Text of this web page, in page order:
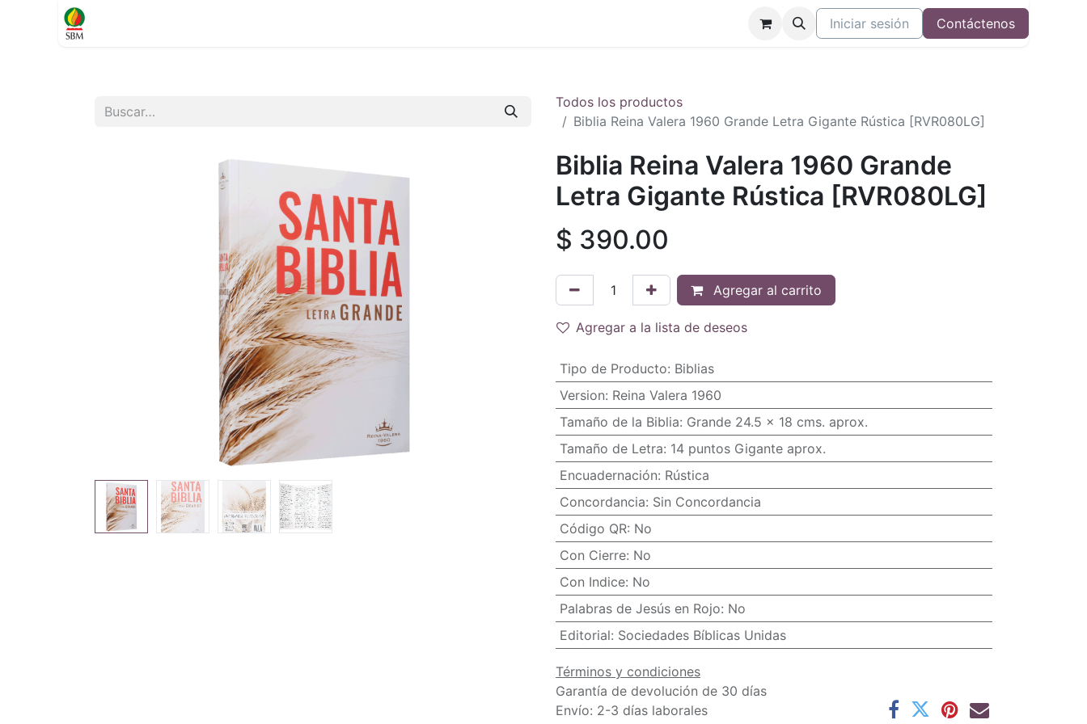
Iniciar sesión Contáctenos
Todos los productos
Biblia Reina Valera 1960 Grande Letra Gigante Rústica [RVR080LG]
Biblia Reina Valera 1960 Grande
Letra Gigante Rústica [RVR080LG]
$ 390.00
Agregar al carrito
Agregar a la lista de deseos
Tipo de Producto: Biblias
Version: Reina Valera 1960
Tamaño de la Biblia: Grande 24.5 x 18 cms. aprox.
Tamaño de Letra: 14 puntos Gigante aprox.
Encuadernación: Rústica
Concordancia: Sin Concordancia
Código QR: No
Con Cierre: No
Con Indice: No
Palabras de Jesús en Rojo: No
Editorial: Sociedades Bíblicas Unidas
Términos y condiciones
Garantía de devolución de 30 días
Envío: 2-3 días laborales